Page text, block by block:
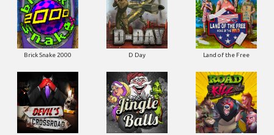
Brick Snake 2000 D Day Land of the Free